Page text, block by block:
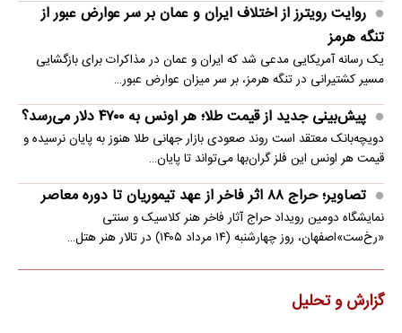
روایت رویترز از اختلاف ایران و عمان بر سر عوارض عبور از
تنگه هرمز
یک رسانه آمریکایی مدعی شد که ایران و عمان در مذاکرات برای بازگشایی
مسیر کشتیرانی در تنگه هرمز، بر سر میزان عوارض عبور…
پیش‌بینی جدید از قیمت طلا؛ هر اونس به ۴۷۰۰ دلار می‌رسد؟
دویچه‌بانک معتقد است روند صعودی بازار جهانی طلا هنوز به پایان نرسیده و
قیمت هر اونس این فلز گران‌بها می‌تواند تا پایان…
تصاویر؛ حراج ۸۸ اثر فاخر از عهد تیموریان تا دوره معاصر
نمایشگاه دومین رویداد حراج آثار فاخر هنر کلاسیک و سنتی
«رخ‌ست»اصفهان، روز چهارشنبه (۱۴ مرداد ۱۴۰۵) در تالار هنر هتل…
گزارش و تحلیل